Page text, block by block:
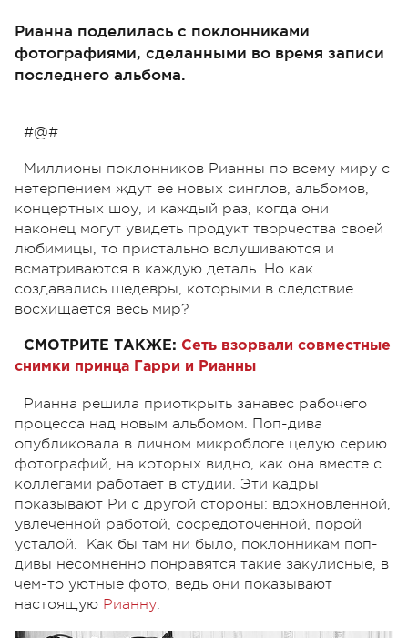
Рианна поделилась с поклонниками
фотографиями, сделанными во время записи
последнего альбома.
#@#
Миллионы поклонников Рианны по всему миру с
нетерпением ждут ее новых синглов, альбомов,
концертных шоу, и каждый раз, когда они
наконец могут увидеть продукт творчества своей
любимицы, то пристально вслушиваются и
всматриваются в каждую деталь. Но как
создавались шедевры, которыми в следствие
восхищается весь мир?
СМОТРИТЕ ТАКЖЕ: Сеть взорвали совместные
снимки принца Гарри и Рианны
Рианна решила приоткрыть занавес рабочего
процесса над новым альбомом. Поп-дива
опубликовала в личном микроблоге целую серию
фотографий, на которых видно, как она вместе с
коллегами работает в студии. Эти кадры
показывают Ри с другой стороны: вдохновленной,
увлеченной работой, сосредоточенной, порой
усталой. Как бы там ни было, поклонникам поп-
дивы несомненно понравятся такие закулисные, в
чем-то уютные фото, ведь они показывают
настоящую Рианну.